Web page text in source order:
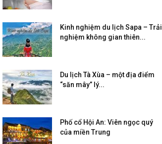
Kinh nghiệm du lịch Sapa – Trải
nghiệm không gian thiên...
Du lịch Tà Xùa – một địa điểm
“săn mây” lý...
Phố cổ Hội An: Viên ngọc quý
của miền Trung